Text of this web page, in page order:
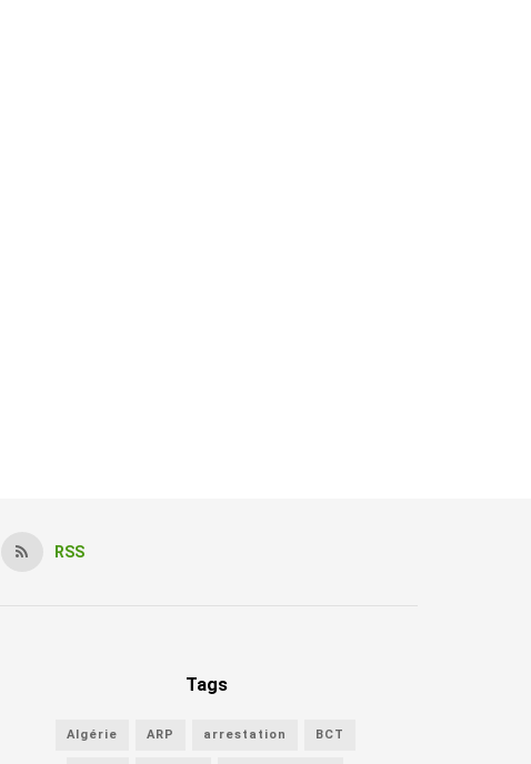
RSS
Tags
Algérie ARP arrestation BCT